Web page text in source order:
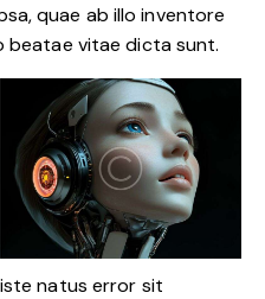
quae ab illo inventore
vitae dicta sunt.
natus error sit